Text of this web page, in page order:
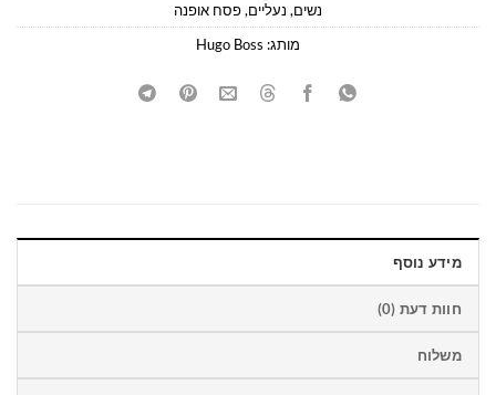
נשים, נעליים,פסח אופנה
מותג: Hugo Boss
מידע נוסף
חוות דעת (0)
משלוח